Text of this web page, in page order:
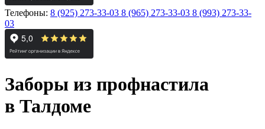
Телефоны: 8 (925) 273-33-03 8 (965) 273-33-03 8 (993) 273-33-
03
Заборы из профнастила
в Талдоме